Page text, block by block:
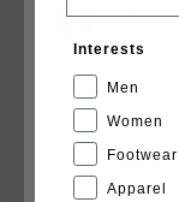
TU POURRAIS
Interests
Men
Women
Footwear
Apparel